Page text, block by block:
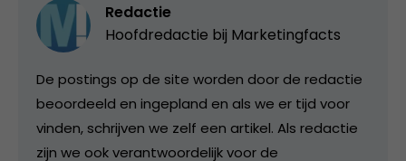
Redactie
Hoofdredactie bij Marketingfacts
De postings op de site worden door de redactie
beoordeeld en ingepland en als we er tijd voor
vinden, schrijven we zelf een artikel. Als redactie
zijn we ook verantwoordelijk voor de